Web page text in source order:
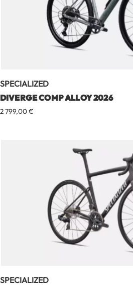
SPECIALIZED
DIVERGE COMP ALLOY 2026
2 799,00€
SPECIALIZED